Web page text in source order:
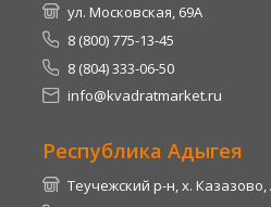
ул. Московская, 69А
8 (800) 775-13-45
8 (804) 333-06-50
info@kvadratmarket.ru
Республика Адыгея
Теучежский р-н, х.